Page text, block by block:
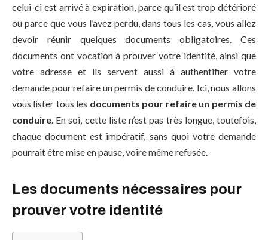
celui-ci est arrivé à expiration, parce qu’il est trop détérioré
ou parce que vous l’avez perdu, dans tous les cas, vous allez
devoir réunir quelques documents obligatoires. Ces
documents ont vocation à prouver votre identité, ainsi que
votre adresse et ils servent aussi à authentifier votre
demande pour refaire un permis de conduire. Ici, nous allons
vous lister tous les documents pour refaire un permis de
conduire. En soi, cette liste n’est pas très longue, toutefois,
chaque document est impératif, sans quoi votre demande
pourrait être mise en pause, voire même refusée.
Les documents nécessaires pour
prouver votre identité